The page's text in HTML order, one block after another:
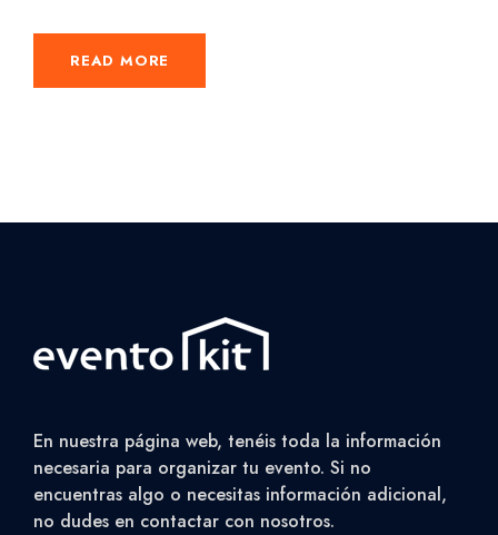
READ MORE
En nuestra página web, tenéis toda la información
necesaria para organizar tu evento. Si no
encuentras algo o necesitas información adicional,
no dudes en contactar con nosotros.